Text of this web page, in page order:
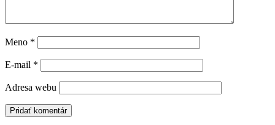
Meno *
E-mail *
Adresa webu